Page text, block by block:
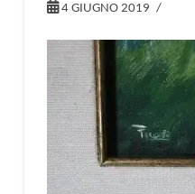
4 GIUGNO 2019